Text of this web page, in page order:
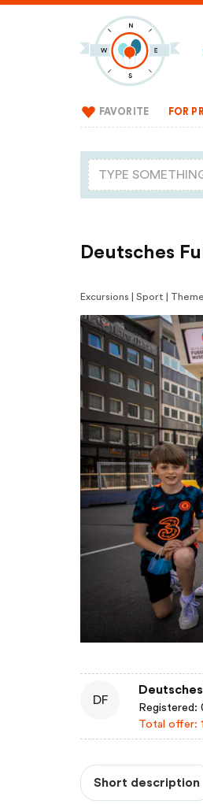
FAVORITE FOR
Deutsches
Excursions | Sport |
DF
Registered:
Total offer:
Short description